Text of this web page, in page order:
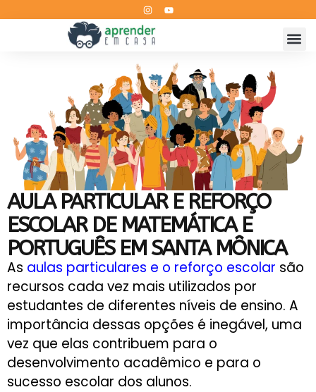
AULA PARTICULAR E REFORÇO
ESCOLAR DE MATEMÁTICA E
PORTUGUÊS EM SANTA MÔNICA
As aulas particulares e o reforço escolar são
recursos cada vez mais utilizados por
estudantes de diferentes níveis de ensino. A
importância dessas opções é inegável, uma
vez que elas contribuem para o
desenvolvimento acadêmico e para o
sucesso escolar dos alunos.